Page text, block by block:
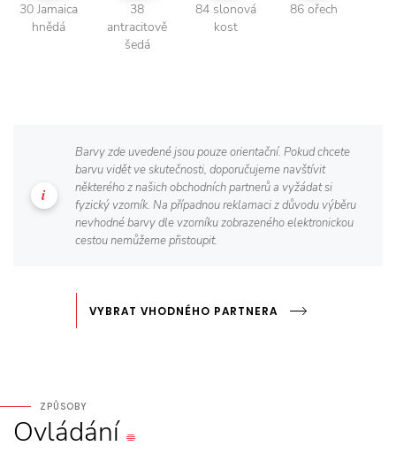
30 Jamaica
hnědá
38
antracitově
šedá
84 slonová
kost
86 ořech
Barvy zde uvedené jsou pouze orientační. Pokud chcete
barvu vidět ve skutečnosti, doporučujeme navštívit
některého z našich obchodních partnerů a vyžádat si
fyzický vzorník. Na případnou reklamaci z důvodu výběru
nevhodné barvy dle vzorníku zobrazeného elektronickou
cestou nemůžeme přistoupit.
VYBRAT VHODNÉHO PARTNERA
ZPŮSOBY
Ovládání